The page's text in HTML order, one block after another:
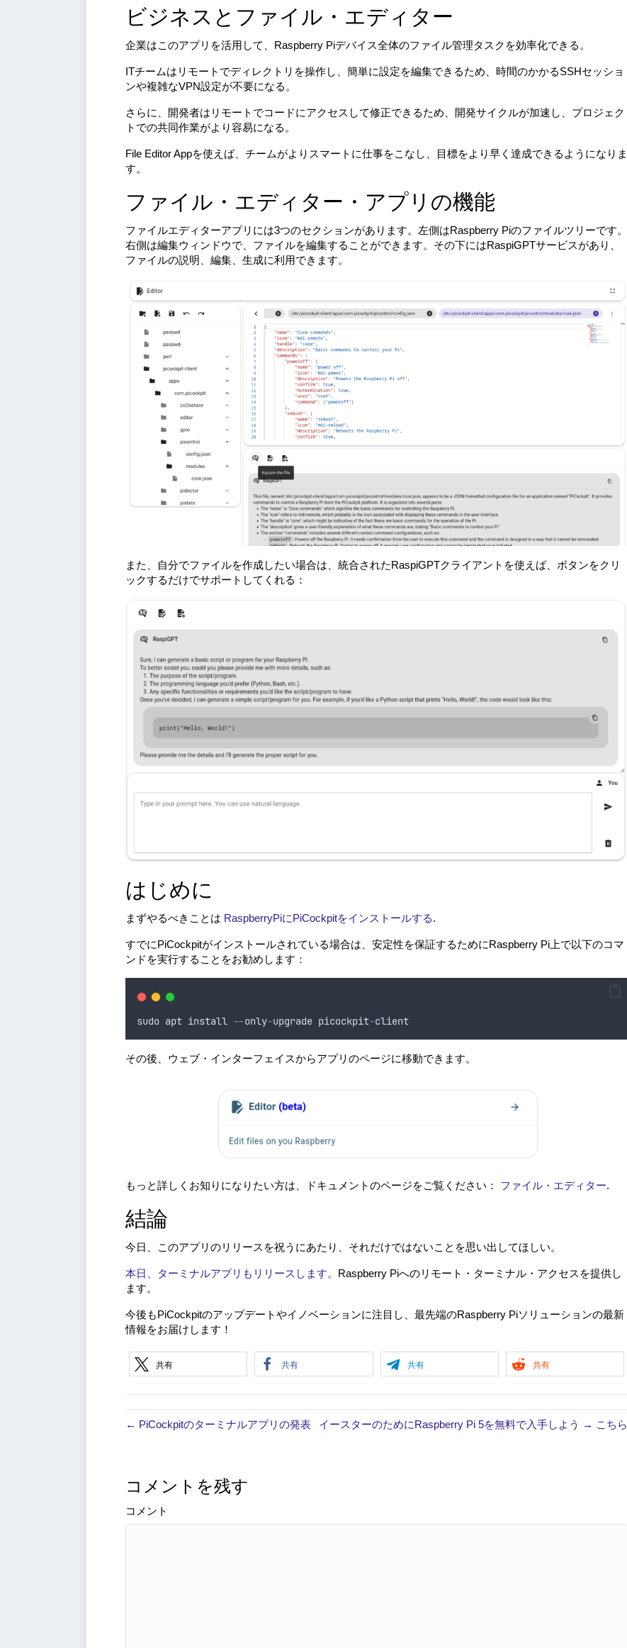
ビジネスとファイル・エディター
企業はこのアプリを活用して、Raspberry Piデバイス全体のファイル管理タスクを効率化できる。
ITチームはリモートでディレクトリを操作し、簡単に設定を編集できるため、時間のかかるSSHセッショ
ンや複雑なVPN設定が不要になる。
さらに、開発者はリモートでコードにアクセスして修正できるため、開発サイクルが加速し、プロジェク
トでの共同作業がより容易になる。
File Editor Appを使えば、チームがよりスマートに仕事をこなし、目標をより早く達成できるようになりま
す。
ファイル・エディター・アプリの機能
ファイルエディターアプリには3つのセクションがあります。左側はRaspberry Piのファイルツリーです。
右側は編集ウィンドウで、ファイルを編集することができます。その下にはRaspiGPTサービスがあり、
ファイルの説明、編集、生成に利用できます。
また、自分でファイルを作成したい場合は、統合されたRaspiGPTクライアントを使えば、ボタンをクリ
ックするだけでサポートしてくれる：
はじめに
まずやるべきことは RaspberryPiにPiCockpitをインストールする.
すでにPiCockpitがインストールされている場合は、安定性を保証するためにRaspberry Pi上で以下のコマ
ンドを実行することをお勧めします：
sudo apt install --only-upgrade picockpit-client
その後、ウェブ・インターフェイスからアプリのページに移動できます。
もっと詳しくお知りになりたい方は、ドキュメントのページをご覧ください： ファイル・エディター.
結論
今日、このアプリのリリースを祝うにあたり、それだけではないことを思い出してほしい。
本日、ターミナルアプリもリリースします。 Raspberry Piへのリモート・ターミナル・アクセスを提供し
ます。
今後もPiCockpitのアップデートやイノベーションに注目し、最先端のRaspberry Piソリューションの最新
情報をお届けします！
共有 共有 共有 共有
← PiCockpitのターミナルアプリの発表 イースターのためにRaspberry Pi 5を無料で入手しよう → こちら
コメントを残す
コメント